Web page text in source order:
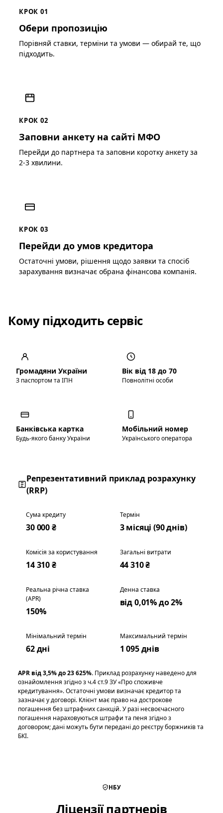
КРОК 01
Обери пропозицію
Порівняй ставки, терміни та умови — обирай те, що
підходить.
КРОК 02
Заповни анкету на сайті МФО
Перейди до партнера та заповни коротку анкету за
2-3 хвилини.
КРОК 03
Перейди до умов кредитора
Остаточні умови, рішення щодо заявки та спосіб
зарахування визначає обрана фінансова компанія.
Кому підходить сервіс
Громадяни України
З паспортом та ІПН
Вік від 18 до 70
Повнолітні особи
Банківська картка
Будь-якого банку України
Мобільний номер
Українського оператора
Репрезентативний приклад розрахунку
(RRP)
Сума кредиту
30 000 ₴
Термін
3 місяці (90 днів)
Комісія за користування
14 310 ₴
Загальні витрати
44 310 ₴
Реальна річна ставка
(APR)
150%
Денна ставка
від 0,01% до 2%
Мінімальний термін
62 дні
Максимальний термін
1 095 днів
APR від 3,5% до 23 625%. Приклад розрахунку наведено для
ознайомлення згідно з ч.4 ст.9 ЗУ «Про споживче
кредитування». Остаточні умови визначає кредитор та
зазначає у договорі. Клієнт має право на дострокове
погашення без штрафних санкцій. У разі несвоєчасного
погашення нараховуються штрафи та пеня згідно з
договором; дані можуть бути передані до реєстру боржників та
БКІ.
НБУ
Ліцензії партнерів